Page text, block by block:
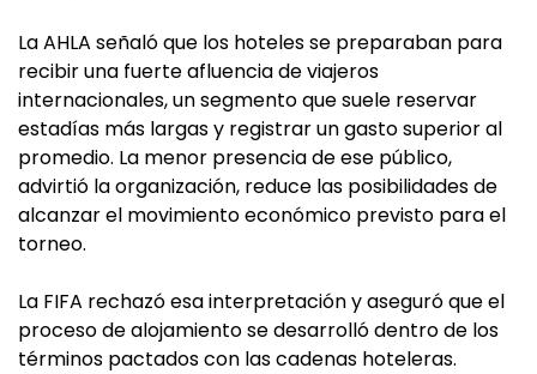
La AHLA señaló que los hoteles se preparaban para
recibir una fuerte afluencia de viajeros
internacionales, un segmento que suele reservar
estadías más largas y registrar un gasto superior al
promedio. La menor presencia de ese público,
advirtió la organización, reduce las posibilidades de
alcanzar el movimiento económico previsto para el
torneo.
La FIFA rechazó esa interpretación y aseguró que el
proceso de alojamiento se desarrolló dentro de los
términos pactados con las cadenas hoteleras.